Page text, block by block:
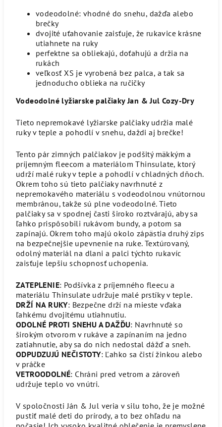
vodeodolné: vhodné do snehu, dažďa alebo
brečky
dvojité uťahovanie zaisťuje, že rukavice krásne
utiahnete na ruky
perfektne sa obliekajú, doťahujú a držia na
rukách
veľkosť XS je vyrobená bez palca, a tak sa
jednoducho oblieka na ručičky
Vodeodolné lyžiarske palčiaky Jan & Jul Cozy-Dry
Tieto nepremokavé lyžiarske palčiaky udržia malé
ruky v teple a pohodlí v snehu, daždi aj brečke!
Tento pár zimných palčiakov je podšitý mäkkým a
príjemným fleecom a materiálom Thinsulate, ktorý
udrží malé ruky v teple a pohodlí v chladných dňoch.
Okrem toho sú tieto palčiaky navrhnuté z
nepremokavého materiálu s vodeodolnou vnútornou
membránou, takže sú plne vodeodolné. Tieto
palčiaky sa v spodnej časti široko roztvárajú, aby sa
ľahko prispôsobili rukávom bundy, a potom sa
zapínajú. Okrem toho majú okolo zápästia druhý zips
na bezpečnejšie upevnenie na ruke. Textúrovaný,
odolný materiál na dlani a palci týchto rukavíc
zaisťuje lepšiu schopnosť uchopenia.
ZATEPLENIE: Podšívka z príjemného fleecu a
materiálu Thinsulate udržuje malé prstíky v teple.
DRŽÍ NA RUKY: Bezpečne drží na mieste vďaka
ľahkému dvojitému utiahnutiu.
ODOLNÉ PROTI SNEHU A DAŽĎU: Navrhnuté so
širokým otvorom v rukáve a zapínaním na jedno
zatiahnutie, aby sa do nich nedostal dážď a sneh.
ODPUDZUJÚ NEČISTOTY: Ľahko sa čistí žinkou alebo
v práčke
VETROODOLNÉ: Chráni pred vetrom a zároveň
udržuje teplo vo vnútri.
V spoločnosti Ján & Jul veria v silu toho, že je možné
pustiť malé deti do prírody, a to bez ohľadu na